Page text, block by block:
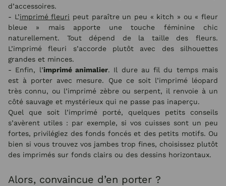
d’accessoires.
- L’imprimé fleuri peut paraître un peu « kitch » ou « fleur
bleue » mais apporte une touche féminine chic
naturellement. Tout dépend de la taille des fleurs.
L’imprimé fleuri s’accorde plutôt avec des silhouettes
grandes et minces.
- Enfin, l’imprimé animalier. Il dure au fil du temps mais
est à porter avec mesure. Que ce soit l’imprimé léopard
très connu, ou l’imprimé zèbre ou serpent, il renvoie à un
côté sauvage et mystérieux qui ne passe pas inaperçu.
Quel que soit l’imprimé porté, quelques petits conseils
s’avèrent utiles : par exemple, si vos cuisses sont un peu
fortes, privilégiez des fonds foncés et des petits motifs. Ou
bien si vous trouvez vos jambes trop fines, choisissez plutôt
des imprimés sur fonds clairs ou des dessins horizontaux.
Alors, convaincue d’en porter ?